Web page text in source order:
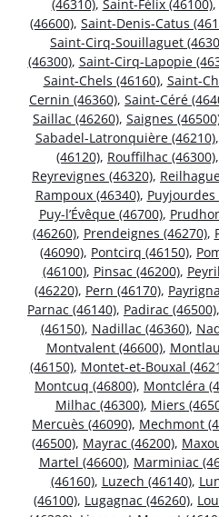
(46310), Saint-Félix (46100),
(46600), Saint-Denis-Catus
Saint-Cirq-Souillaguet
(46300), Saint-Cirq-Lapopie
Saint-Chels (46160), Saint-
Cernin (46360), Saint-Céré
Saillac (46260), Saignes
Sabadel-Latronquière (46210),
(46120), Rouffilhac (46300),
Reyrevignes (46320),
Rampoux (46340), Puyjourdes
Puy-l’Évêque (46700),
(46260), Prendeignes (46270),
(46090), Pontcirq (46150),
(46100), Pinsac (46200),
(46220), Pern (46170),
Parnac (46140), Padirac (46500),
(46150), Nadillac (46360),
Montvalent (46600),
(46150), Montet-et-Bouxal
Montcuq (46800), Montcléra
Milhac (46300), Miers
Mercuès (46090), Mechmont
(46500), Mayrac (46200),
Martel (46600), Marminiac
(46160), Luzech (46140),
(46100), Lugagnac (46260),